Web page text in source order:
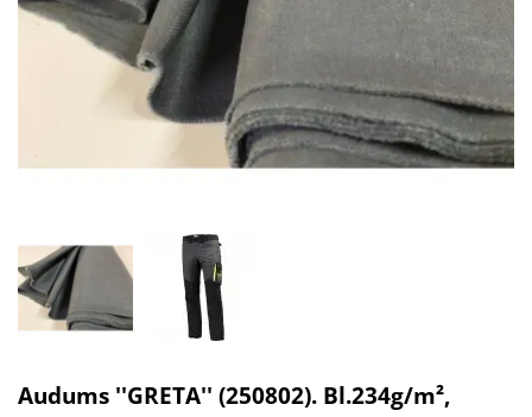
Audums ''GRETA'' (250802). Bl.234g/m²,